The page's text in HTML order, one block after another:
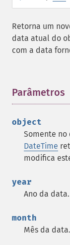
Retorna um
data atual do
com a data
Parâmetros
object
Somente
DateTime
modifica
year
Ano da data.
month
Mês da data.